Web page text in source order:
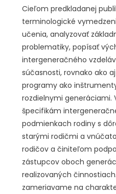
Cieľom predkladanej
terminologické
učenia, analyzovať
problematiky, popísať
intergeneračného
súčasnosti, rovnako ako
programy ako
rozdielnymi generáciami.
špecifikám
podmienkach rodiny s
starými rodičmi a
rodičov a činiteľom
zástupcov oboch
realizovaných
zameriavame na